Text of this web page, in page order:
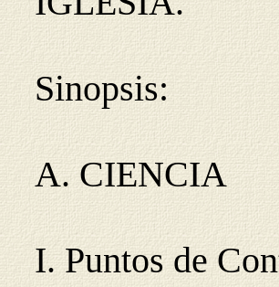
Sinopsis:
A. CIENCIA
I. Puntos de